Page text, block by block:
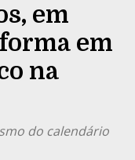
em
em
na
do calendário